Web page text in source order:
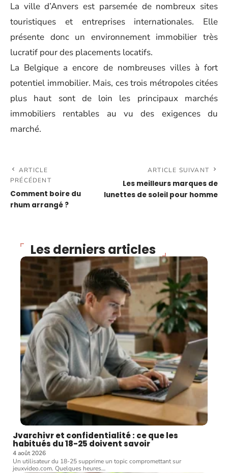
La ville d’Anvers est parsemée de nombreux sites
touristiques et entreprises internationales. Elle
présente donc un environnement immobilier très
lucratif pour des placements locatifs.
La Belgique a encore de nombreuses villes à fort
potentiel immobilier. Mais, ces trois métropoles citées
plus haut sont de loin les principaux marchés
immobiliers rentables au vu des exigences du
marché.
ARTICLE
PRÉCÉDENT
Comment boire du
rhum arrangé ?
ARTICLE SUIVANT
Les meilleurs marques de
lunettes de soleil pour homme
Les derniers articles
Jvarchivr et confidentialité : ce que les
habitués du 18-25 doivent savoir
4 août 2026
Un utilisateur du 18-25 supprime un topic compromettant sur
jeuxvideo.com. Quelques heures…